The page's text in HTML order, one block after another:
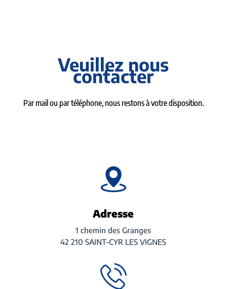
Veuillez nous
contacter
Par mail ou par téléphone, nous restons à votre disposition.
Adresse
1 chemin des Granges
42 210 SAINT-CYR LES VIGNES